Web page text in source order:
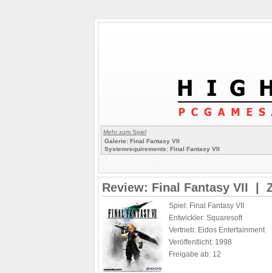
Review: Final Fantasy VII |
Spiel: Final Fantasy VII
Entwickler: Squaresoft
Vertrieb: Eidos Entertainment
Veröffentlicht: 1998
Freigabe ab: 12
Mehr zum Spiel
Galerie: Final Fantasy VII
Systemrequirements: Final Fantasy VII